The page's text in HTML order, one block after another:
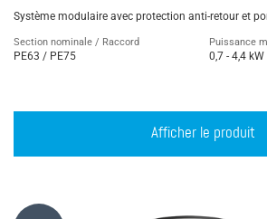
Système modulaire avec protection anti-retour et
Section nominale / Raccord
PE63 / PE75
Puissance
0,7 - 4,4 kW
Afficher le produit